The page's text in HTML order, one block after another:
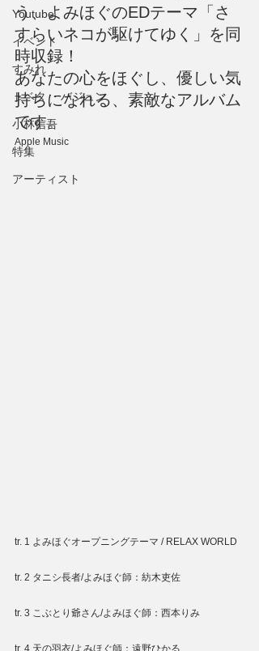
Youtube
イベント
すみれ
トベタ ・バジュン
小林信吾
特集
アーティスト
う、よみほぐのEDテーマ「さ
すらいネコが駆けてゆく」を同
時収録！
あなたの心をほぐし、優しい気
持ちになれる、素敵なアルバム
です。
Apple Music
tr. 1 よみほぐオープニングテーマ / RELAX WORLD
tr. 2 タニシ長者/よみほぐ師：紡木吏佐
tr. 3 こぶとり爺さん/よみほぐ師：西本りみ
tr. 4 天の羽衣/よみほぐ師：遠野ひかる